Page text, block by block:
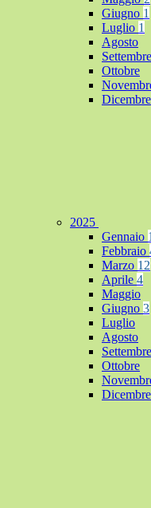
Giugno 1
Luglio 1
Agosto
Settembre
Ottobre
Dicembre
2025
Gennaio 1
Febbraio
Marzo 12
Aprile 4
Maggio
Giugno 3
Luglio
Agosto
Settembre
Ottobre
Dicembre